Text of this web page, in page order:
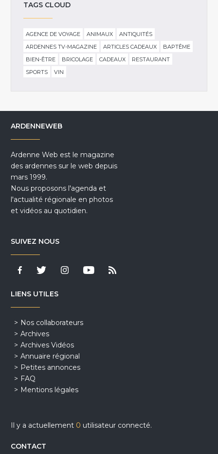
TAGS CLOUD
AGENCE DE VOYAGE ANIMAUX
ANTIQUITÉS
ARDENNES TV-MAGAZINE
ARTICLES CADEAUX
BAPTÊME
BIEN-ÊTRE
BRICOLAGE CADEAUX
RESTAURANT
SPORTS
VIN
ARDENNEWEB
Ardenne Web est le magazine
des ardennes sur le web depuis
mars 1999.
Nous proposons l'agenda et
l'actualité régionale en photos
et vidéos au quotidien.
SUIVEZ NOUS
LIENS UTILES
Nos collaborateurs
Archives
Archives Vidéos
Annuaire régional
Petites annonces
FAQ
Mentions légales
Il y a actuellement 0 utilisateur connecté.
CONTACT